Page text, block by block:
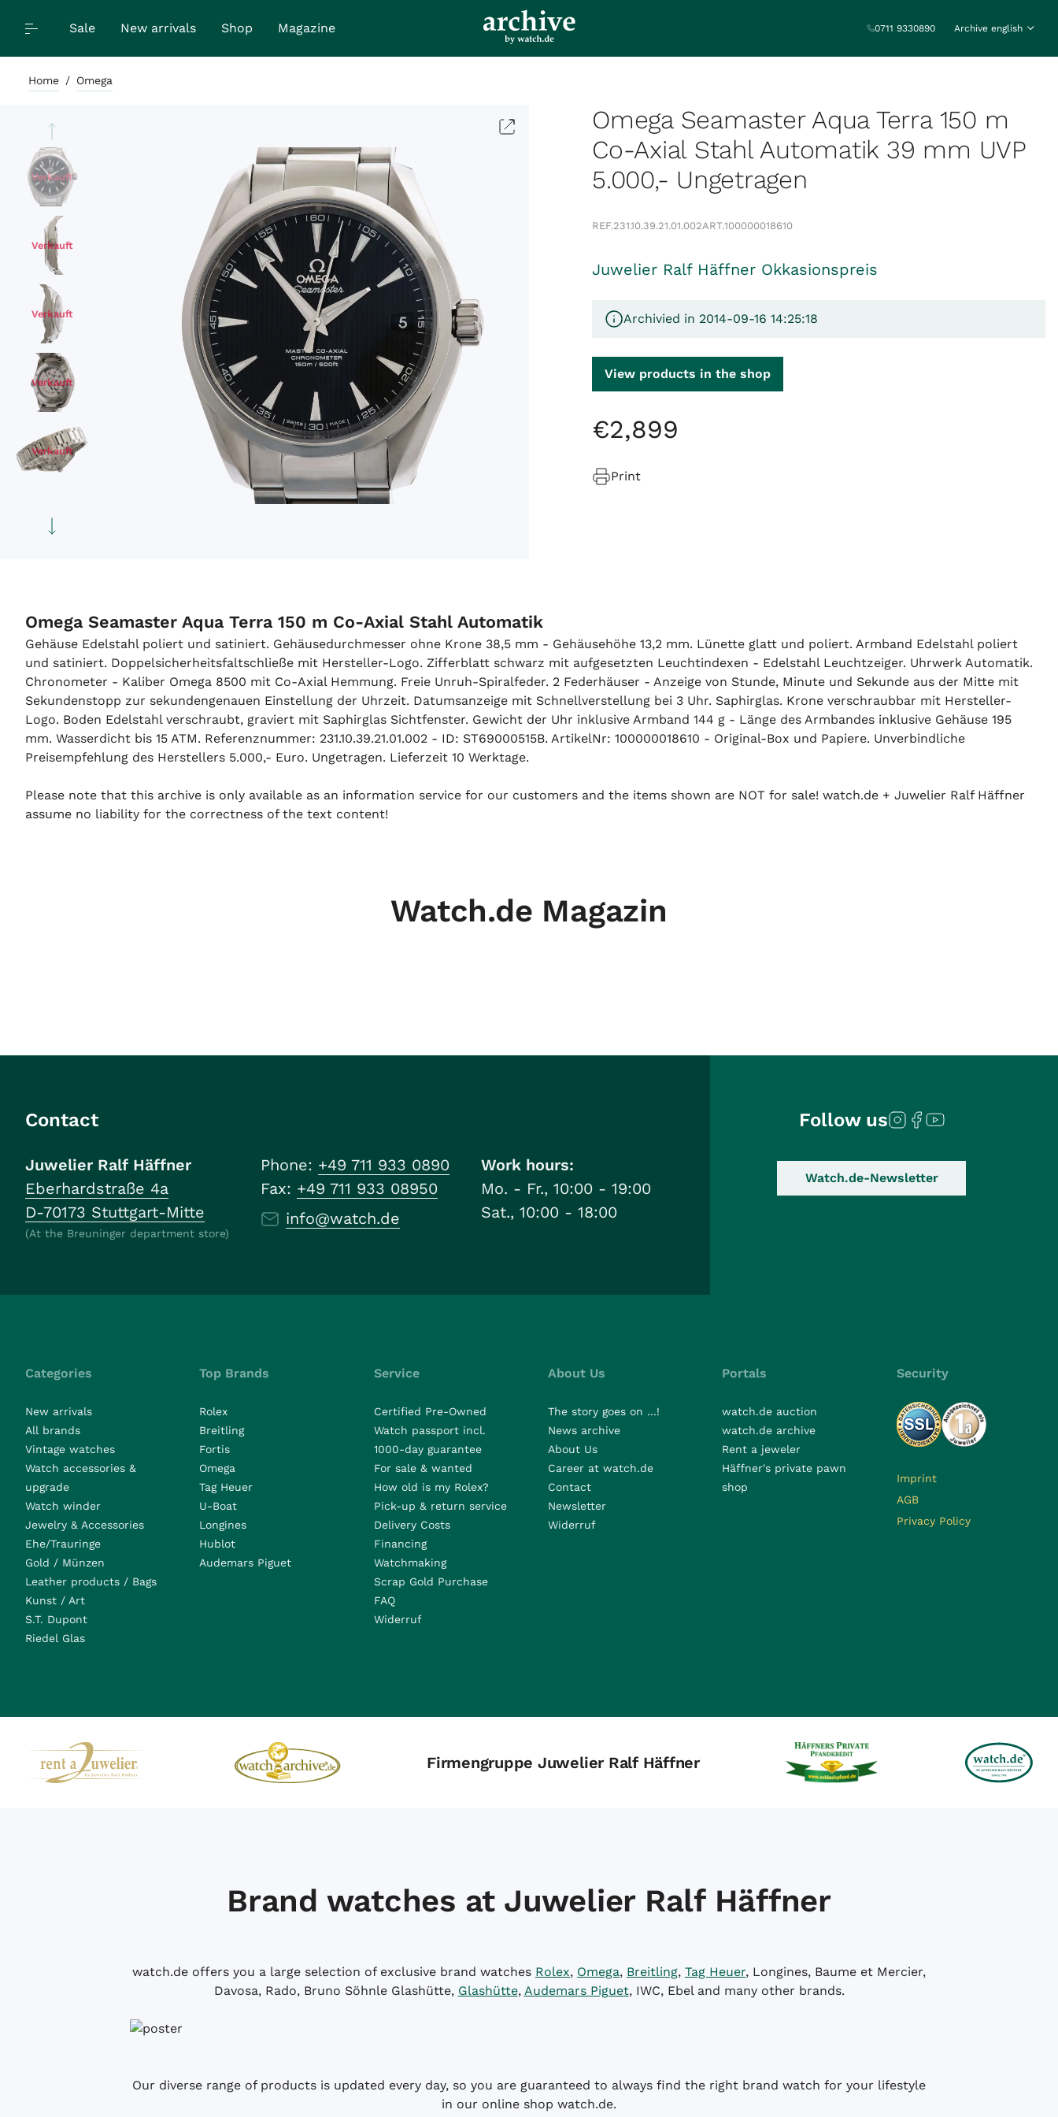
Sale New arrivals Shop Magazine 0711 9330890 Archive english
Home / Omega
Omega Seamaster Aqua Terra 150 m
Co-Axial Stahl Automatik 39 mm UVP
5.000,- Ungetragen
Verkauft
Verkauft
Verkauft
Verkauft
Verkauft
Verkauft
REF.231.10.39.21.01.002ART.100000018610
Juwelier Ralf Häffner Okkasionspreis
Archivied in 2014-09-16 14:25:18
View products in the shop
€2,899
Print
Omega Seamaster Aqua Terra 150 m Co-Axial Stahl Automatik
Gehäuse Edelstahl poliert und satiniert. Gehäusedurchmesser ohne Krone 38,5 mm - Gehäusehöhe 13,2 mm. Lünette glatt und poliert. Armband Edelstahl poliert
und satiniert. Doppelsicherheitsfaltschließe mit Hersteller-Logo. Zifferblatt schwarz mit aufgesetzten Leuchtindexen - Edelstahl Leuchtzeiger. Uhrwerk Automatik.
Chronometer - Kaliber Omega 8500 mit Co-Axial Hemmung. Freie Unruh-Spiralfeder. 2 Federhäuser - Anzeige von Stunde, Minute und Sekunde aus der Mitte mit
Sekundenstopp zur sekundengenauen Einstellung der Uhrzeit. Datumsanzeige mit Schnellverstellung bei 3 Uhr. Saphirglas. Krone verschraubbar mit Hersteller-
Logo. Boden Edelstahl verschraubt, graviert mit Saphirglas Sichtfenster. Gewicht der Uhr inklusive Armband 144 g - Länge des Armbandes inklusive Gehäuse 195
mm. Wasserdicht bis 15 ATM. Referenznummer: 231.10.39.21.01.002 - ID: ST69000515B. ArtikelNr: 100000018610 - Original-Box und Papiere. Unverbindliche
Preisempfehlung des Herstellers 5.000,- Euro. Ungetragen. Lieferzeit 10 Werktage.
Please note that this archive is only available as an information service for our customers and the items shown are NOT for sale! watch.de + Juwelier Ralf Häffner
assume no liability for the correctness of the text content!
Watch.de Magazin
Contact
Juwelier Ralf Häffner
Eberhardstraße 4a
D-70173 Stuttgart-Mitte
(At the Breuninger department store)
Phone: +49 711 933 0890
Fax: +49 711 933 08950
info@watch.de
Work hours:
Mo. - Fr., 10:00 - 19:00
Sat., 10:00 - 18:00
Follow us
Watch.de-Newsletter
Categories
New arrivals
All brands
Vintage watches
Watch accessories &
upgrade
Watch winder
Jewelry & Accessories
Ehe/Trauringe
Gold / Münzen
Leather products / Bags
Kunst / Art
S.T. Dupont
Riedel Glas
Top Brands
Rolex
Breitling
Fortis
Omega
Tag Heuer
U-Boat
Longines
Hublot
Audemars Piguet
Service
Certified Pre-Owned
Watch passport incl.
1000-day guarantee
For sale & wanted
How old is my Rolex?
Pick-up & return service
Delivery Costs
Financing
Watchmaking
Scrap Gold Purchase
FAQ
Widerruf
About Us
The story goes on ...!
News archive
About Us
Career at watch.de
Contact
Newsletter
Widerruf
Portals
watch.de auction
watch.de archive
Rent a jeweler
Häffner's private pawn
shop
Security
Imprint
AGB
Privacy Policy
Firmengruppe Juwelier Ralf Häffner
Brand watches at Juwelier Ralf Häffner
watch.de offers you a large selection of exclusive brand watches Rolex, Omega, Breitling, Tag Heuer, Longines, Baume et Mercier,
Davosa, Rado, Bruno Söhnle Glashütte, Glashütte, Audemars Piguet, IWC, Ebel and many other brands.
Our diverse range of products is updated every day, so you are guaranteed to always find the right brand watch for your lifestyle
in our online shop watch.de.